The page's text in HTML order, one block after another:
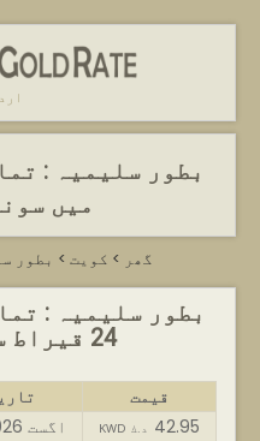
میں
گھر > کویت > بطور
بطور سلیمیہ :
24 قیراط سونے کی شرح
قیمت
06 اگست 2026 KWD د.ك 42.95